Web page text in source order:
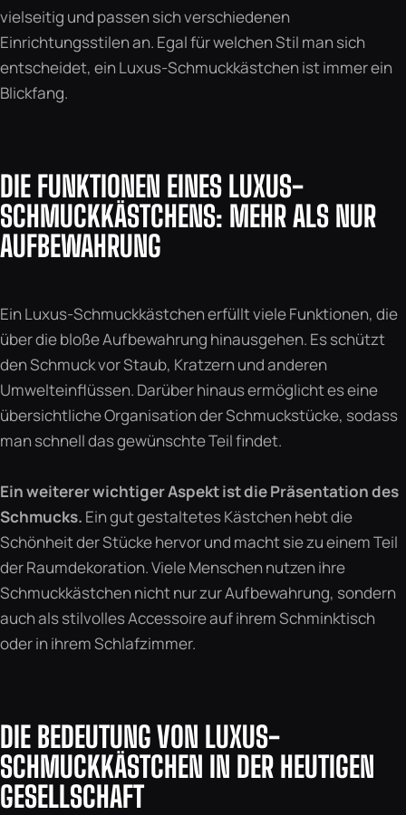
vielseitig und passen sich verschiedenen
Einrichtungsstilen an. Egal für welchen Stil man sich
entscheidet, ein Luxus-Schmuckkästchen ist immer ein
Blickfang.
DIE FUNKTIONEN EINES LUXUS-
SCHMUCKKÄSTCHENS: MEHR ALS NUR
AUFBEWAHRUNG
Ein Luxus-Schmuckkästchen erfüllt viele Funktionen, die
über die bloße Aufbewahrung hinausgehen. Es schützt
den Schmuck vor Staub, Kratzern und anderen
Umwelteinflüssen. Darüber hinaus ermöglicht es eine
übersichtliche Organisation der Schmuckstücke, sodass
man schnell das gewünschte Teil findet.
Ein weiterer wichtiger Aspekt ist die Präsentation des
Schmucks. Ein gut gestaltetes Kästchen hebt die
Schönheit der Stücke hervor und macht sie zu einem Teil
der Raumdekoration. Viele Menschen nutzen ihre
Schmuckkästchen nicht nur zur Aufbewahrung, sondern
auch als stilvolles Accessoire auf ihrem Schminktisch
oder in ihrem Schlafzimmer.
DIE BEDEUTUNG VON LUXUS-
SCHMUCKKÄSTCHEN IN DER HEUTIGEN
GESELLSCHAFT